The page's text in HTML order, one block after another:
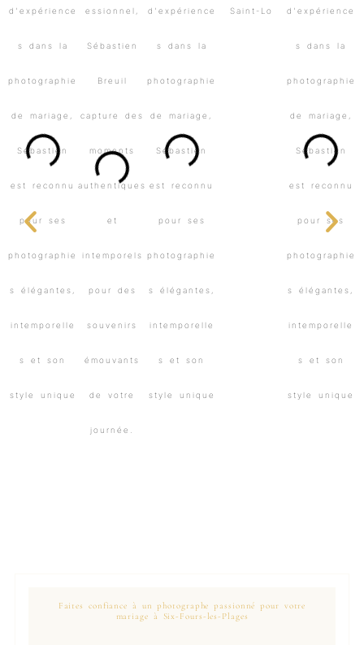
Faites confiance à un photographe passionné pour votre
mariage à Six-Fours-les-Plages